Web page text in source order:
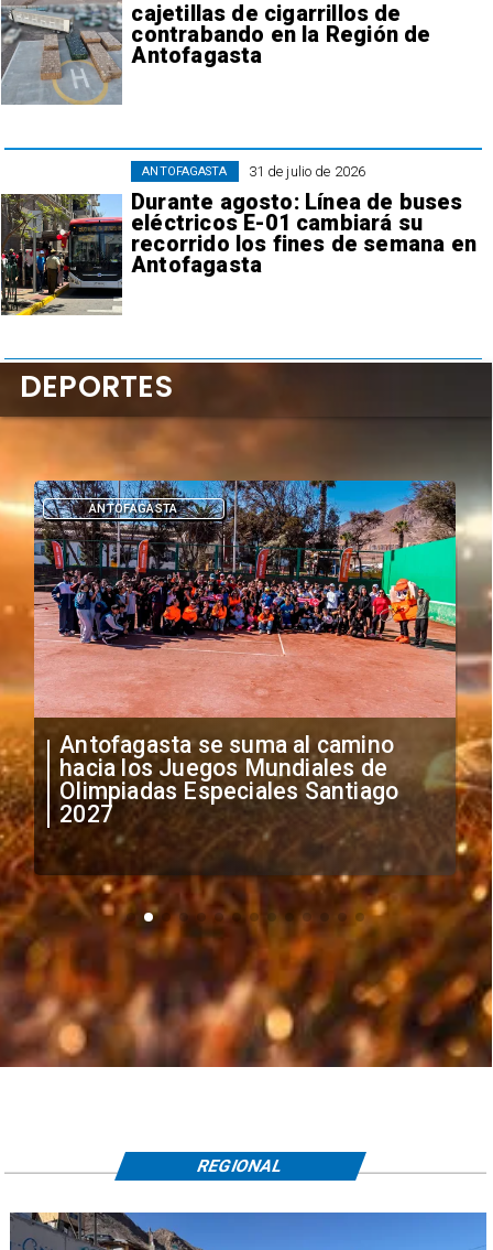
cajetillas de cigarrillos de
contrabando en la Región de
Antofagasta
31 de julio de 2026
Durante agosto: Línea de buses
eléctricos E-01 cambiará su
recorrido los fines de semana en
Antofagasta
ANTOFAGASTA
"Falta de profesionalismo": Sifup
anuncia medidas por situación
irregular de futbolistas
extranjeros
DEPORTES
DEPORTES
REGIONAL